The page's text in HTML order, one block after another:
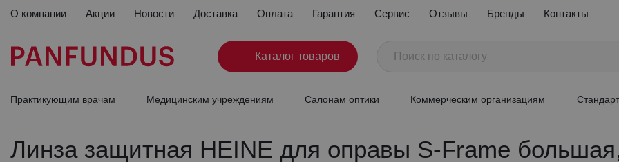
О компании Акции Новости Доставка Оплата Гарантия Сервис Отзывы Бренды Контакты
Каталог товаров
Практикующим врачам Медицинским учреждениям Салонам оптики Коммерческим организациям
Линза защитная HEINE для оправы S-Frame